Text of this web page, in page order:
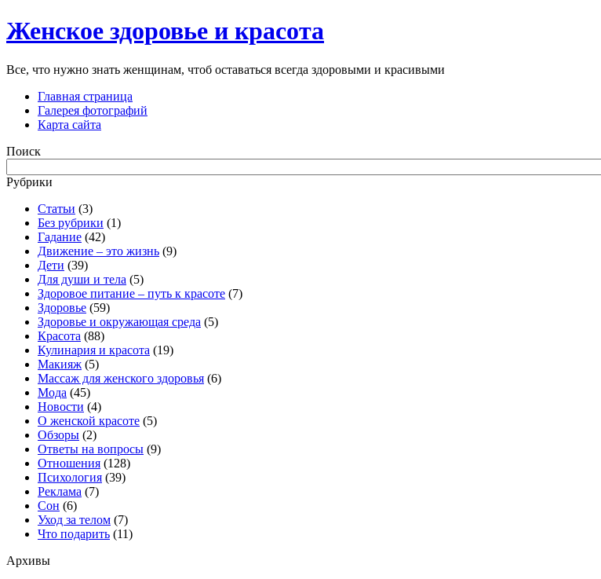
Женское здоровье и красота
Все, что нужно знать женщинам, чтоб оставаться всегда здоровыми и красивыми
Главная страница
Галерея фотографий
Карта сайта
Поиск
Рубрики
Cтатьи (3)
Без рубрики (1)
Гадание (42)
Движение – это жизнь (9)
Дети (39)
Для души и тела (5)
Здоровое питание – путь к красоте (7)
Здоровье (59)
Здоровье и окружающая среда (5)
Красота (88)
Кулинария и красота (19)
Макияж (5)
Массаж для женского здоровья (6)
Мода (45)
Новости (4)
О женской красоте (5)
Обзоры (2)
Ответы на вопросы (9)
Отношения (128)
Психология (39)
Реклама (7)
Сон (6)
Уход за телом (7)
Что подарить (11)
Архивы